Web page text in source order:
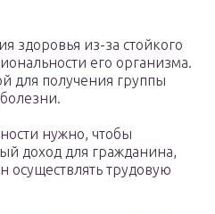
здоровья из-за стойкого
его организма.
для получения группы
нужно, чтобы
доход для гражданина,
осуществлять трудовую